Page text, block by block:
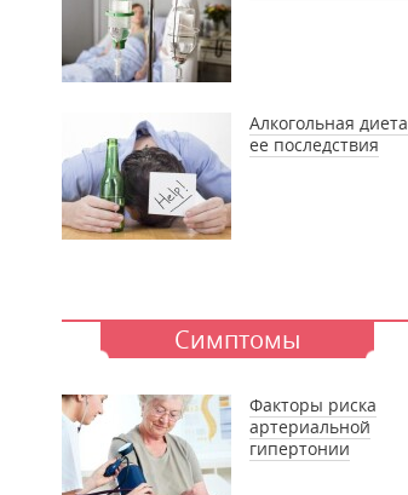
Алкогольная
ее последствия
Симптомы
Факторы риска
артериальной
гипертонии